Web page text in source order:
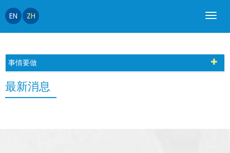
EN ZH
事情要做
最新消息